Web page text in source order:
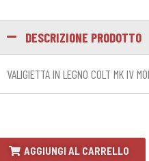
DESCRIZIONE PRODOTTO
VALIGIETTA IN LEGNO COLT MK IV
AGGIUNGI AL CARRELLO